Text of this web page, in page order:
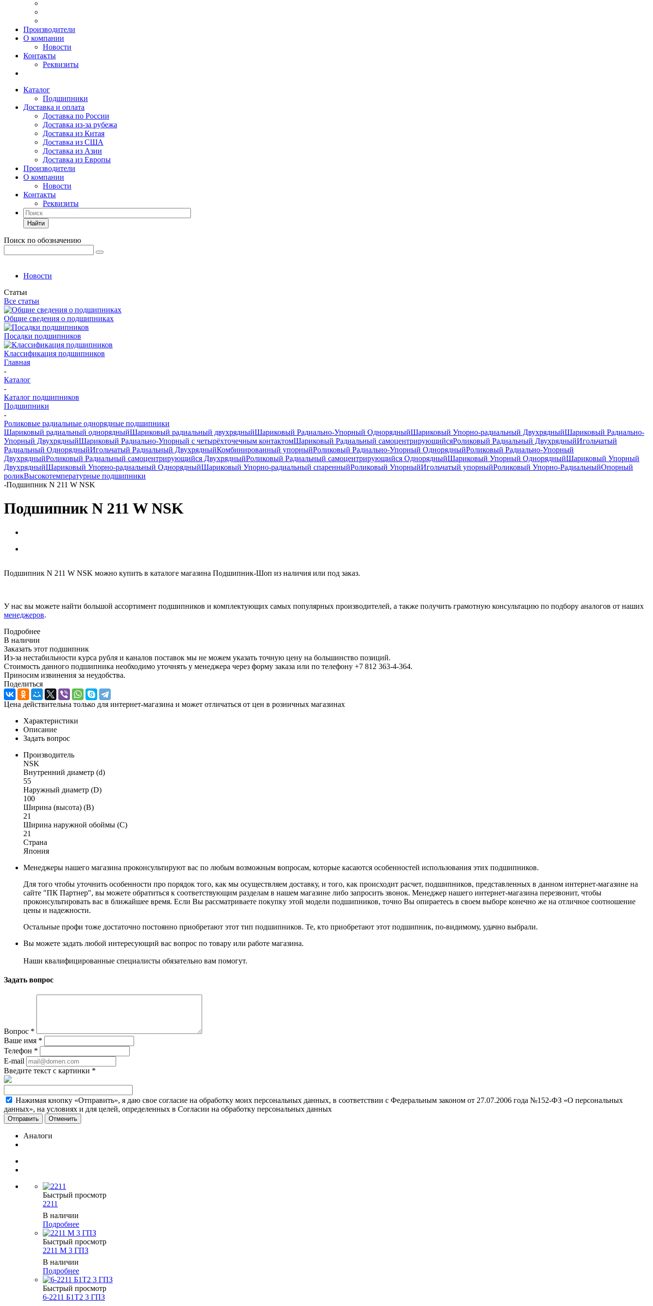
Производители
О компании
Новости
Контакты
Реквизиты
Каталог
Подшипники
Доставка и оплата
Доставка по России
Доставка из-за рубежа
Доставка из Китая
Доставка из США
Доставка из Азии
Доставка из Европы
Производители
О компании
Новости
Контакты
Реквизиты
Найти
Поиск по обозначению
Новости
Статьи
Все статьи
Общие сведения о подшипниках
Посадки подшипников
Классификация подшипников
Главная
-
Каталог
-
Каталог подшипников
Подшипники
-
Роликовые радиальные однорядные подшипники
Шариковый радиальный однорядныйШариковый радиальный двухрядныйШариковый Радиально-Упорный ОднорядныйШариковый Упорно-радиальный ДвухрядныйШариковый Радиально-
Упорный ДвухрядныйШариковый Радиально-Упорный с четырёхточечным контактомШариковый Радиальный самоцентрирующийсяРоликовый Радиальный ДвухрядныйИгольчатый
Радиальный ОднорядныйИгольчатый Радиальный ДвухрядныйКомбинированный упорныйРоликовый Радиально-Упорный ОднорядныйРоликовый Радиально-Упорный
ДвухрядныйРоликовый Радиальный самоцентрирующийся ДвухрядныйРоликовый Радиальный самоцентрирующийся ОднорядныйШариковый Упорный ОднорядныйШариковый Упорный
ДвухрядныйШариковый Упорно-радиальный ОднорядныйШариковый Упорно-радиальный спаренныйРоликовый УпорныйИгольчатый упорныйРоликовый Упорно-РадиальныйОпорный
роликВысокотемпературные подшипники
-Подшипник N 211 W NSK
Подшипник N 211 W NSK
Подшипник N 211 W NSK можно купить в каталоге магазина Подшипник-Шоп из наличия или под заказ.
У нас вы можете найти большой ассортимент подшипников и комплектующих самых популярных производителей, а также получить грамотную консультацию по подбору аналогов от наших
менеджеров.
Подробнее
В наличии
Заказать этот подшипник
Из-за нестабильности курса рубля и каналов поставок мы не можем указать точную цену на большинство позиций.
Стоимость данного подшипника необходимо уточнять у менеджера через форму заказа или по телефону +7 812 363-4-364.
Приносим извинения за неудобства.
Поделиться
Цена действительна только для интернет-магазина и может отличаться от цен в розничных магазинах
Характеристики
Описание
Задать вопрос
Производитель
NSK
Внутренний диаметр (d)
55
Наружный диаметр (D)
100
Ширина (высота) (B)
21
Ширина наружной обоймы (C)
21
Страна
Япония
Менеджеры нашего магазина проконсультируют вас по любым возможным вопросам, которые касаются особенностей использования этих подшипников.
Для того чтобы уточнить особенности про порядок того, как мы осуществляем доставку, и того, как происходит расчет, подшипников, представленных в данном интернет-магазине на
сайте "ПК Партнер", вы можете обратиться к соответствующим разделам в нашем магазине либо запросить звонок. Менеджер нашего интернет-магазина перезвонит, чтобы
проконсультировать вас в ближайшее время. Если Вы рассматриваете покупку этой модели подшипников, точно Вы опираетесь в своем выборе конечно же на отличное соотношение
цены и надежности.
Остальные профи тоже достаточно постоянно приобретают этот тип подшипников. Те, кто приобретают этот подшипник, по-видимому, удачно выбрали.
Вы можете задать любой интересующий вас вопрос по товару или работе магазина.
Наши квалифицированные специалисты обязательно вам помогут.
Задать вопрос
Вопрос *
Ваше имя *
Телефон *
E-mail
Введите текст с картинки *
Нажимая кнопку «Отправить», я даю свое согласие на обработку моих персональных данных, в соответствии с Федеральным законом от 27.07.2006 года №152-ФЗ «О персональных
данных», на условиях и для целей, определенных в Согласии на обработку персональных данных
Отменить
Аналоги
Быстрый просмотр
2211
В наличии
Подробнее
Быстрый просмотр
2211 М 3 ГПЗ
В наличии
Подробнее
Быстрый просмотр
6-2211 Б1Т2 3 ГПЗ